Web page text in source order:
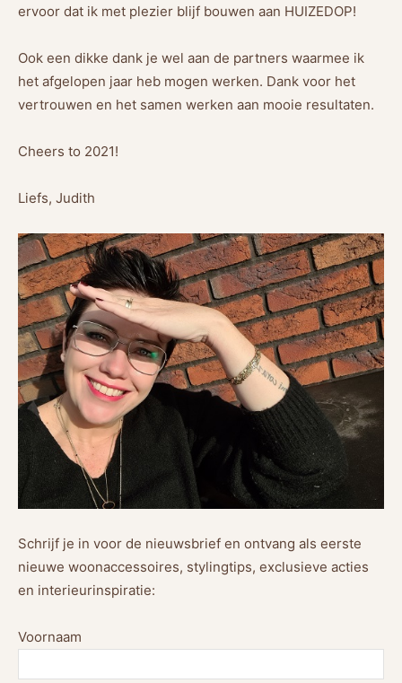
ervoor dat ik met plezier blijf bouwen aan HUIZEDOP!
Ook een dikke dank je wel aan de partners waarmee ik
het afgelopen jaar heb mogen werken. Dank voor het
vertrouwen en het samen werken aan mooie resultaten.
Cheers to 2021!
Liefs, Judith
Schrijf je in voor de nieuwsbrief en ontvang als eerste
nieuwe woonaccessoires, stylingtips, exclusieve acties
en interieurinspiratie:
Voornaam